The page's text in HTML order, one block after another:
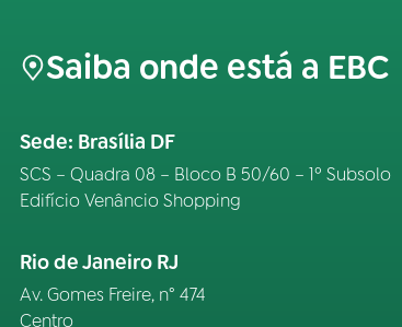
Saiba onde está a EBC
Sede: Brasília DF
SCS – Quadra 08 – Bloco B 50/60 – 1º Subsolo
Edifício Venâncio Shopping
Rio de Janeiro RJ
Av. Gomes Freire, n° 474
Centro